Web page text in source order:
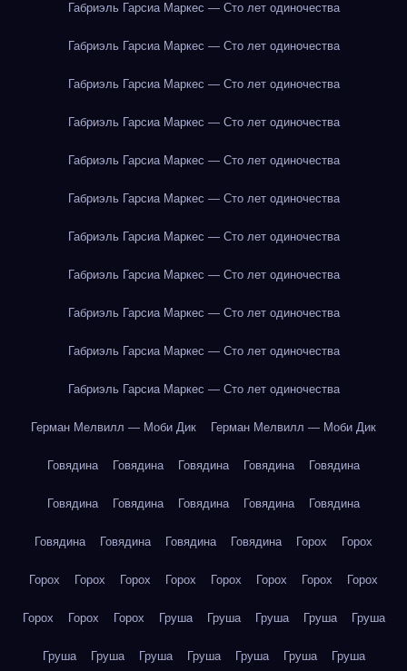
Габриэль Гарсиа Маркес — Сто лет одиночества
Габриэль Гарсиа Маркес — Сто лет одиночества
Габриэль Гарсиа Маркес — Сто лет одиночества
Габриэль Гарсиа Маркес — Сто лет одиночества
Габриэль Гарсиа Маркес — Сто лет одиночества
Габриэль Гарсиа Маркес — Сто лет одиночества
Габриэль Гарсиа Маркес — Сто лет одиночества
Габриэль Гарсиа Маркес — Сто лет одиночества
Габриэль Гарсиа Маркес — Сто лет одиночества
Габриэль Гарсиа Маркес — Сто лет одиночества
Габриэль Гарсиа Маркес — Сто лет одиночества
Герман Мелвилл — Моби Дик Герман Мелвилл — Моби Дик
Говядина Говядина Говядина Говядина Говядина
Говядина Говядина Говядина Говядина Говядина
Говядина Говядина Говядина Говядина Горох Горох
Горох Горох Горох Горох Горох Горох Горох Горох
Горох Горох Горох Груша Груша Груша Груша Груша
Груша Груша Груша Груша Груша Груша Груша